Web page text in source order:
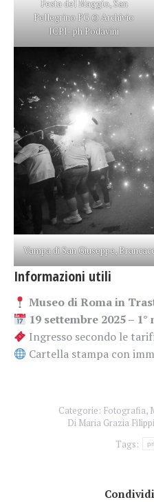
Festa del Maggio, San
Pellegrino PG © Archivio
ICPI- ph Podavini
Vampa di San Giuseppe,
Informazioni utili
Museo di Roma in
19 settembre 2025 – 1°
Ingresso secondo le
Cartella stampa con
Categorie: Fotografia,
Di Maria Grazia Filippi
Tags: